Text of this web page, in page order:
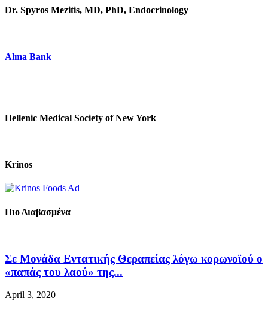
Dr. Spyros Mezitis, MD, PhD, Endocrinology
Alma Bank
Hellenic Medical Society of New York
Krinos
Πιο Διαβασμένα
Σε Μονάδα Εντατικής Θεραπείας λόγω κορωνοϊού ο
«παπάς του λαού» της...
April 3, 2020